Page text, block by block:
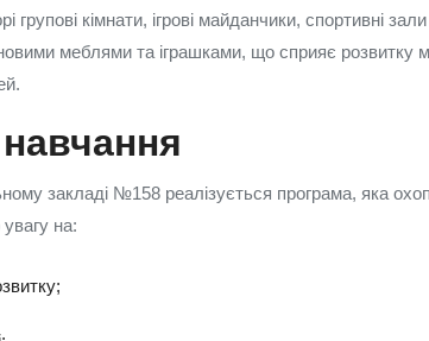
групові кімнати, ігрові майданчики, спортивні
меблями та іграшками, що сприяє розвитку
закладі №158 реалізується програма, яка
на: